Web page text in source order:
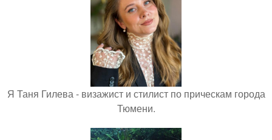
Я Таня Гилева - визажист и стилист по прическам города
Тюмени.